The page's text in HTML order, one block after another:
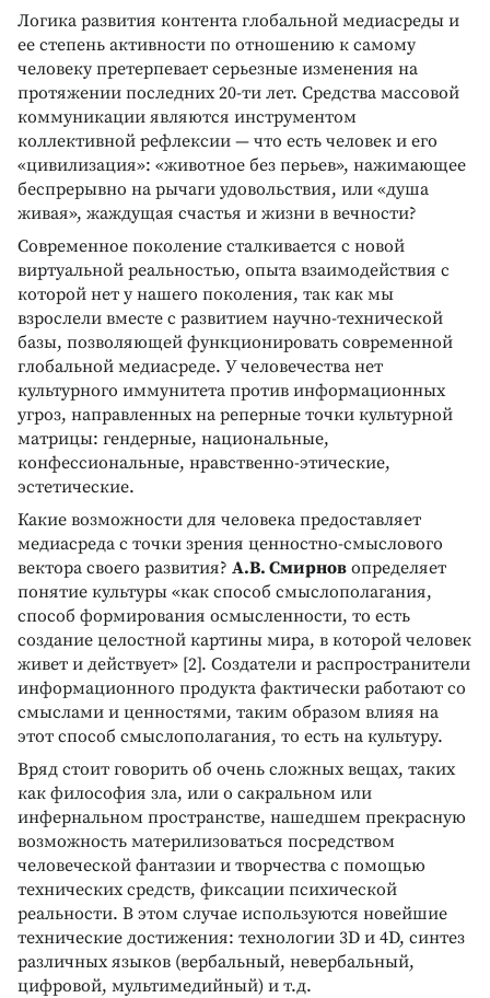
Логика развития контента глобальной медиасреды и
ее степень активности по отношению к самому
человеку претерпевает серьезные изменения на
протяжении последних 20-ти лет. Средства массовой
коммуникации являются инструментом
коллективной рефлексии — что есть человек и его
«цивилизация»: «животное без перьев», нажимающее
беспрерывно на рычаги удовольствия, или «душа
живая», жаждущая счастья и жизни в вечности?
Современное поколение сталкивается с новой
виртуальной реальностью, опыта взаимодействия с
которой нет у нашего поколения, так как мы
взрослели вместе с развитием научно-технической
базы, позволяющей функционировать современной
глобальной медиасреде. У человечества нет
культурного иммунитета против информационных
угроз, направленных на реперные точки культурной
матрицы: гендерные, национальные,
конфессиональные, нравственно-этические,
эстетические.
Какие возможности для человека предоставляет
медиасреда с точки зрения ценностно-смыслового
вектора своего развития? А.В. Смирнов определяет
понятие культуры «как способ смыслополагания,
способ формирования осмысленности, то есть
создание целостной картины мира, в которой человек
живет и действует» [2]. Создатели и распространители
информационного продукта фактически работают со
смыслами и ценностями, таким образом влияя на
этот способ смыслополагания, то есть на культуру.
Вряд стоит говорить об очень сложных вещах, таких
как философия зла, или о сакральном или
инфернальном пространстве, нашедшем прекрасную
возможность материлизоваться посредством
человеческой фантазии и творчества с помощью
технических средств, фиксации психической
реальности. В этом случае используются новейшие
технические достижения: технологии 3D и 4D, синтез
различных языков (вербальный, невербальный,
цифровой, мультимедийный) и т.д.